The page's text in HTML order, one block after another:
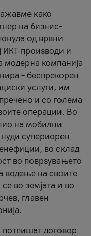
како
на бизнис-
од врвни
ИКТ-производи и
модерна компанија
– беспрекорен
услуги, им
и со голема
операции. Во
на мобилни
супериорен
во склад
во поврзувањето
водење на своите
во земјата и во
главен
договор